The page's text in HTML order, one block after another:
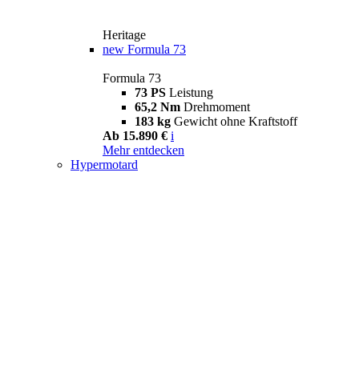
Heritage
new Formula 73
Formula 73
73 PS Leistung
65,2 Nm Drehmoment
183 kg Gewicht ohne Kraftstoff
Ab 15.890 € i
Mehr entdecken
Hypermotard